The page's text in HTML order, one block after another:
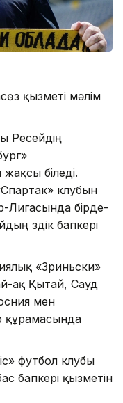
қызметі мәлім
Ресейдің
біледі.
клубын
Лигасында бірде-
үздік бапкері
«Зриньски»
ақ Қытай, Сауд
мен
құрамасында
футбол клубы
бапкері қызметін